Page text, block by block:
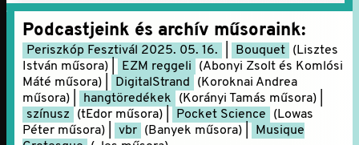
Podcastjeink és archív műsoraink:
Periszkóp Fesztivál 2025. 05. 16. Bouquet (Lisztes
István műsora) |
EZM reggeli (Abonyi Zsolt és Komlósi
Máté műsora) |
DigitalStrand (Koroknai Andrea
műsora) |
hangtöredékek (Korányi Tamás műsora) |
színusz (tEdor műsora) | Pocket Science (Lowas
Péter műsora) |
vbr (Banyek műsora) |
Musique